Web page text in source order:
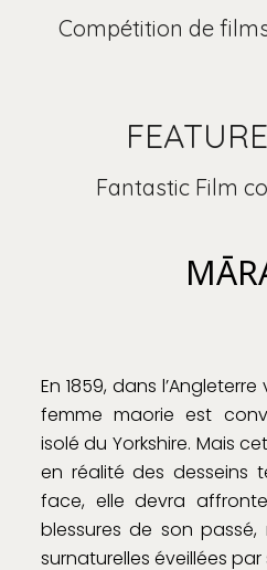
Compétition de
Fantastic Film
En 1859, dans
femme maorie est
isolé du Yorkshire. Mais
en réalité des desseins
face, elle devra
blessures de son
surnaturelles éveillées